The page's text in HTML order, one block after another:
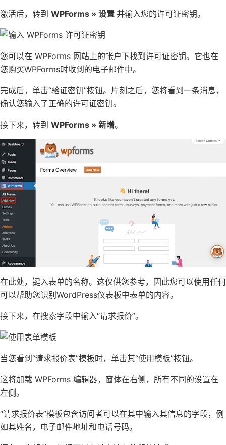
激活后，转到 WPForms » 设置 并输入您的许可证密钥。
您可以在 WPForms 网站上的帐户下找到许可证密钥。它也在
您购买WPForms时收到的电子邮件中。
完成后，单击“验证密钥”按钮。片刻之后，您将看到一条消息，
确认您输入了正确的许可证密钥。
接下来，转到 WPForms » 新增。
在此处，键入表单的名称。这仅供您参考，因此您可以使用任何
可以帮助您识别WordPress仪表板中表单的内容。
接下来，在搜索字段中输入“请求报价”。
当您看到“请求报价表”模板时，单击其“使用模板”按钮。
这将加载 WPForms 编辑器，窗体在右侧，所有不同的设置在
左侧。
“请求报价表”模板包含访问者可以在其中输入其信息的字段，例
如其姓名， 电子邮件地址和电话号码。